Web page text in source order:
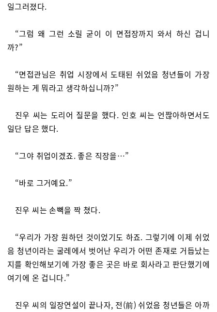
일그러졌다.
“그럼 왜 그런 소릴 굳이 이 면접장까지 와서 하신 겁니
까?”
“면접관님은 취업 시장에서 도태된 쉬었음 청년들이 가장
원하는 게 뭐라고 생각하십니까?”
진우 씨는 도리어 질문을 했다. 인호 씨는 언짢아하면서도
일단 답은 했다.
“그야 취업이겠죠. 좋은 직장을…”
“바로 그거예요.”
진우 씨는 손뼉을 짝 쳤다.
“우리가 가장 원하던 것이었기도 하죠. 그렇기에 이제 쉬었
음 청년이라는 굴레에서 벗어난 우리가 어떤 존재로 거듭났는
지를 확인해보기에 가장 좋은 곳은 바로 회사라고 판단했기에
여기에 온 겁니다.”
진우 씨의 일장연설이 끝나자, 전(前) 쉬었음 청년들은 아까